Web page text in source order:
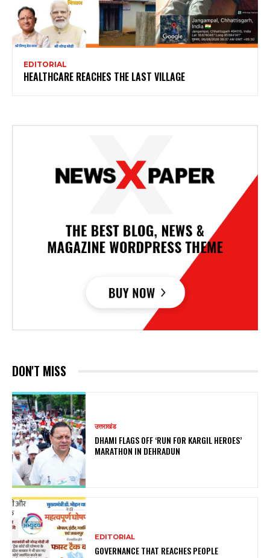
EDITORIAL
HEALTHCARE REACHES THE LAST VILLAGE
DON'T MISS
उत्तराखंड
DHAMI FLAGS OFF ‘RUN FOR KARGIL HEROES’
MARATHON IN DEHRADUN
EDITORIAL
GOVERNANCE THAT REACHES PEOPLE